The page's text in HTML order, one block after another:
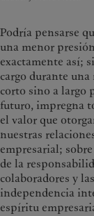
Podría pensarse
una menor
exactamente así;
cargo durante una
corto sino a largo
futuro, impregna
el valor que
nuestras
empresarial;
de la
colaboradores y
independencia
espíritu